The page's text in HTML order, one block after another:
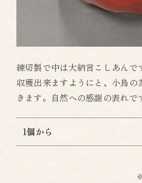
練切製で中は大納言こしあんで
収穫出来ますようにと、小鳥の
きます。自然への感謝の表れで
1個から